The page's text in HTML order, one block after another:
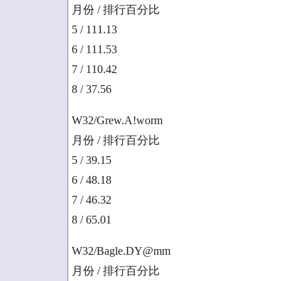
月份 / 排行百分比
5 / 111.13
6 / 111.53
7 / 110.42
8 / 37.56
W32/Grew.A!worm
月份 / 排行百分比
5 / 39.15
6 / 48.18
7 / 46.32
8 / 65.01
W32/Bagle.DY@mm
月份 / 排行百分比